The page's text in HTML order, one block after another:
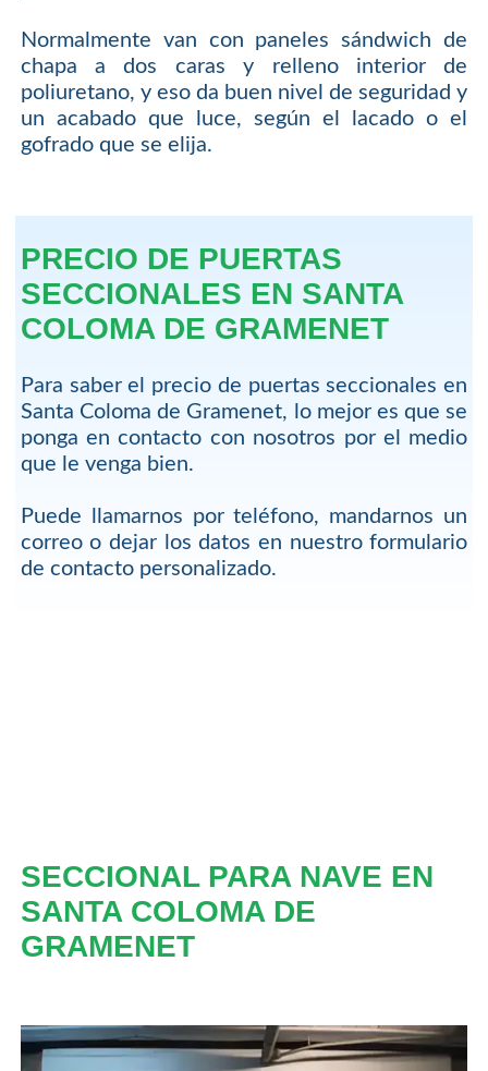
Normalmente van con paneles sándwich de
chapa a dos caras y relleno interior de
poliuretano, y eso da buen nivel de seguridad y
un acabado que luce, según el lacado o el
gofrado que se elija.
PRECIO DE PUERTAS
SECCIONALES EN SANTA
COLOMA DE GRAMENET
Para saber el precio de puertas seccionales en
Santa Coloma de Gramenet, lo mejor es que se
ponga en contacto con nosotros por el medio
que le venga bien.
Puede llamarnos por teléfono, mandarnos un
correo o dejar los datos en nuestro formulario
de contacto personalizado.
SECCIONAL PARA NAVE EN
SANTA COLOMA DE
GRAMENET